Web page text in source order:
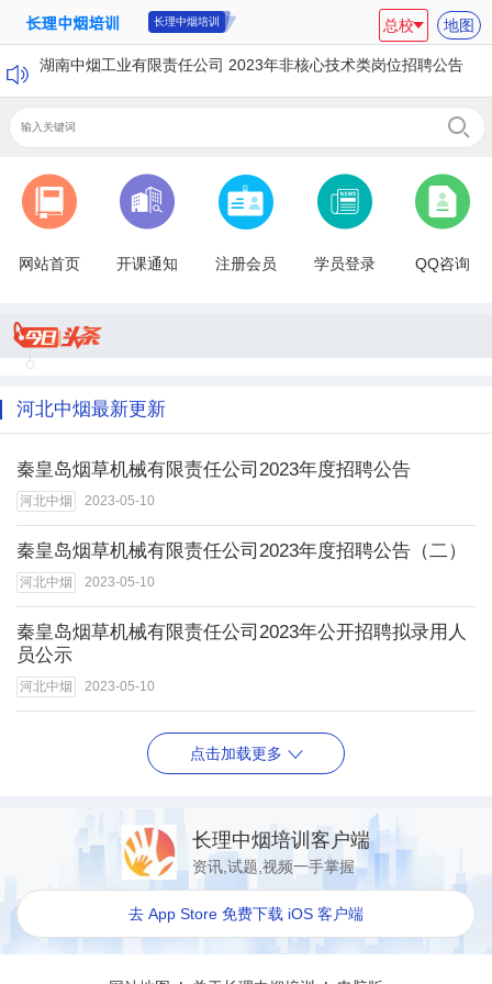
长理中烟培训 总校
地图
湖南中烟工业有限责任公司 2023年非核心技术类岗位招聘公告
网站首页 开课通知 注册会员 学员登录 QQ咨询
河北中烟最新更新
秦皇岛烟草机械有限责任公司2023年度招聘公告
河北中烟 2023-05-10
秦皇岛烟草机械有限责任公司2023年度招聘公告（二）
河北中烟 2023-05-10
秦皇岛烟草机械有限责任公司2023年公开招聘拟录用人
员公示
河北中烟 2023-05-10
点击加载更多
长理中烟培训客户端
资讯,试题,视频一手掌握
去 App Store 免费下载 iOS 客户端